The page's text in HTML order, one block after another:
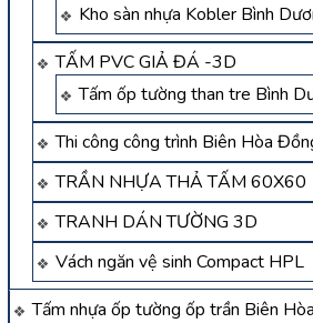
Kho sàn nhựa Kobler Bình
TẤM PVC GIẢ ĐÁ -3D
Tấm ốp tường than tre Bình
Thi công công trình Biên Hòa
TRẦN NHỰA THẢ TẤM 60X60
TRANH DÁN TƯỜNG 3D
Vách ngăn vệ sinh Compact HPL
Tấm nhựa ốp tường ốp trần Biên